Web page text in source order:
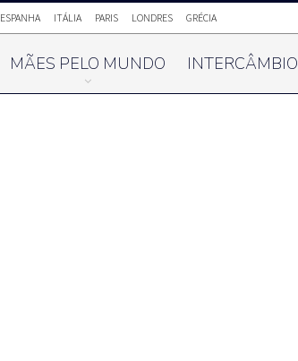
ESPANHA ITÁLIA PARIS LONDRES GRÉCIA
MÃES PELO MUNDO INTERCÂMBIO